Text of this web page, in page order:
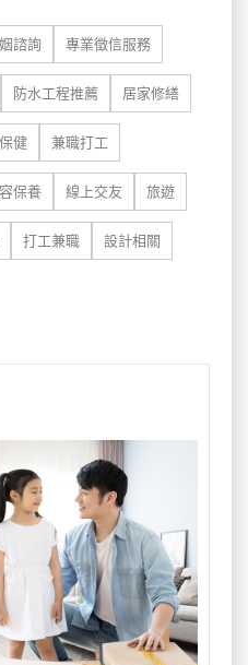
諮詢 專業徵信服務
防水工程推薦 居家修繕
健 兼職打工
保養 線上交友 旅遊
打工兼職 設計相關